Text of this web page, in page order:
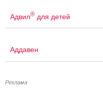
Адвил® для детей
Аддавен
Реклама